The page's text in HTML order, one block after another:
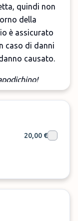
quindi non
della
è assicurato
caso di danni
causato.
20,00 €